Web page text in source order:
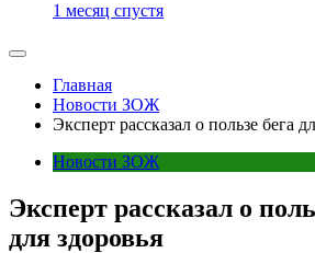
1 месяц спустя
Главная
Новости ЗОЖ
Эксперт рассказал о пользе бега
Новости ЗОЖ
Эксперт рассказал о
для здоровья